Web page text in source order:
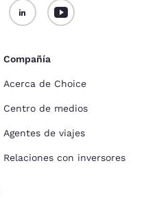
Compañía
Acerca de Choice
Centro de medios
Agentes de viajes
Relaciones con inversores